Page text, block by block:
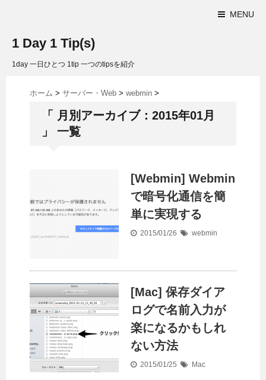
MENU
1 Day 1 Tip(s)
1day 一日ひとつ 1tip 一つのtipsを紹介
ホーム > サーバー・Web > webmin >
「 月別アーカイブ：2015年01月
」 一覧
[Webmin] Webmin
で暗号化通信を簡
単に実現する
2015/01/26 webmin
[Mac] 保存ダイア
ログで名前入力が
楽になるかもしれ
ない方法
2015/01/25 Mac